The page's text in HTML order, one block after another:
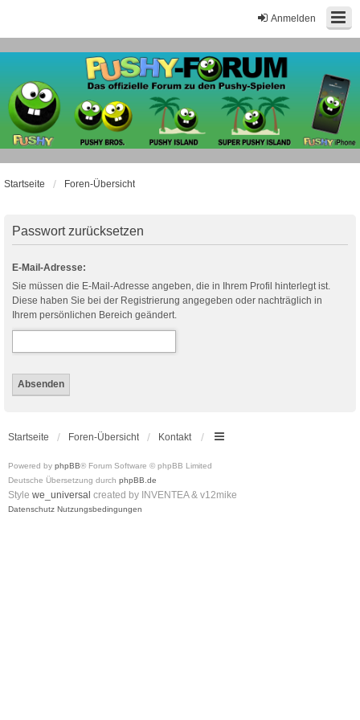
Anmelden
Startseite Foren-Übersicht
Passwort zurücksetzen
E-Mail-Adresse:
Sie müssen die E-Mail-Adresse angeben, die in Ihrem Profil hinterlegt ist.
Diese haben Sie bei der Registrierung angegeben oder nachträglich in
Ihrem persönlichen Bereich geändert.
Startseite Foren-Übersicht Kontakt
Powered by phpBB® Forum Software © phpBB Limited
Deutsche Übersetzung durch phpBB.de
Style we_universal created by INVENTEA & v12mike
Datenschutz Nutzungsbedingungen